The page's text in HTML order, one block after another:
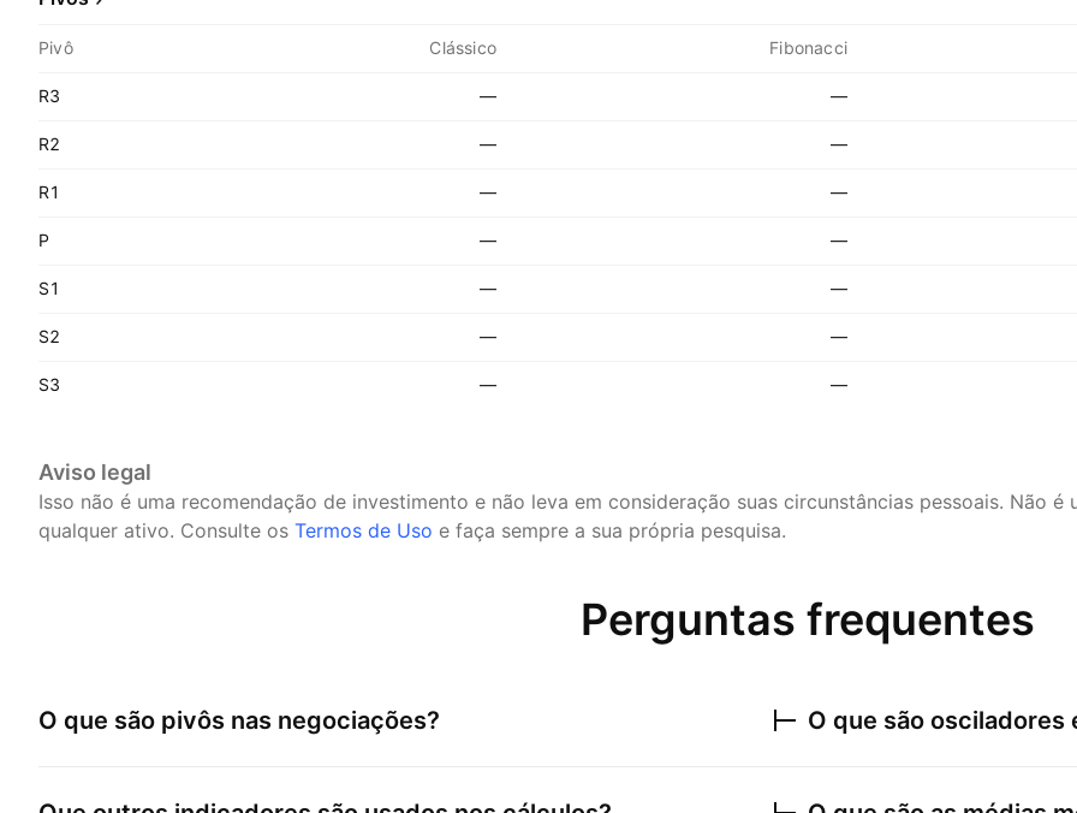
Pivô Clássico Fibonacci
R3 — —
R2 — —
R1 — —
P — —
S1 — —
S2 — —
S3 — —
Aviso legal
Isso não é uma recomendação de investimento e não leva em consideração suas circunstâncias pessoais. Não
qualquer ativo. Consulte os Termos de Uso e faça sempre a sua própria pesquisa.
Perguntas frequentes
O que são pivôs nas negociações? O que são osciladores